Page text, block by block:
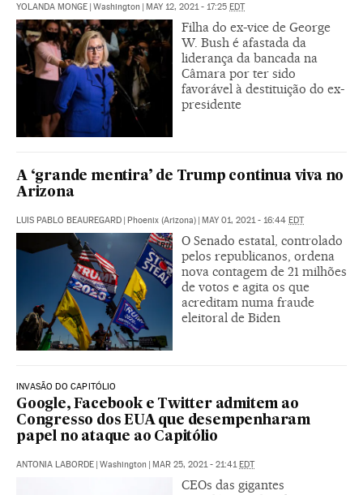
YOLANDA MONGE | Washington | MAY 12, 2021 - 17:25 EDT
Filha do ex-vice de George
W. Bush é afastada da
liderança da bancada na
Câmara por ter sido
favorável à destituição do ex-
presidente
A ‘grande mentira’ de Trump continua viva no
Arizona
LUIS PABLO BEAUREGARD | Phoenix (Arizona) | MAY 01, 2021 - 16:44 EDT
O Senado estatal, controlado
pelos republicanos, ordena
nova contagem de 21 milhões
de votos e agita os que
acreditam numa fraude
eleitoral de Biden
INVASÃO DO CAPITÓLIO
Google, Facebook e Twitter admitem ao
Congresso dos EUA que desempenharam
papel no ataque ao Capitólio
ANTONIA LABORDE | Washington | MAR 25, 2021 - 21:41EDT
CEOs das gigantes